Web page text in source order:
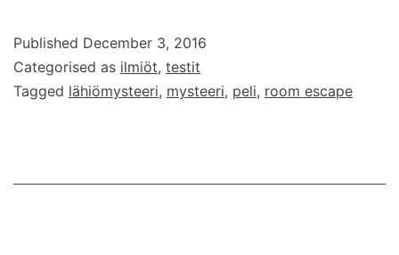
Published December 3, 2016
Categorised as ilmiöt, testit
Tagged lähiömysteeri, mysteeri, peli, room escape